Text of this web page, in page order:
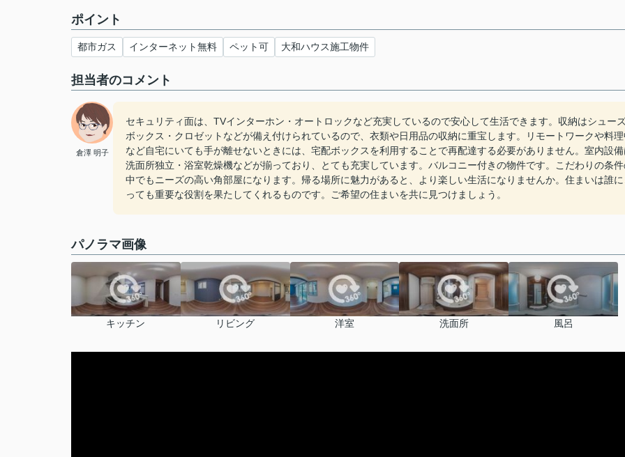
ポイント
都市ガス インターネット無料 ペット可 大和ハウス施工物件
担当者のコメント
倉澤 明子
セキュリティ面は、TVインターホン・オートロックなど充実しているので安心して生活できます。収納はシュー
ボックス・クロゼットなどが備え付けられているので、衣類や日用品の収納に重宝します。リモートワークや料理
など自宅にいても手が離せないときには、宅配ボックスを利用することで再配達する必要がありません。室内設備
洗面所独立・浴室乾燥機などが揃っており、とても充実しています。バルコニー付きの物件です。こだわりの条
中でもニーズの高い角部屋になります。帰る場所に魅力があると、より楽しい生活になりませんか。住まいは誰に
っても重要な役割を果たしてくれるものです。ご希望の住まいを共に見つけましょう。
パノラマ画像
キッチン リビング 洋室 洗面所 風呂